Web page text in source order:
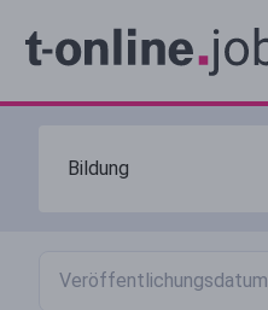
Veröffentlichungsdatum